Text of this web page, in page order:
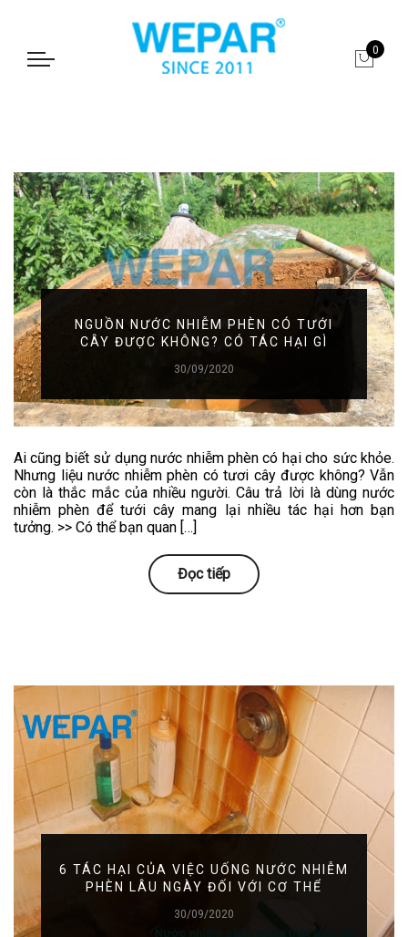
0
NGUỒN NƯỚC NHIỄM PHÈN CÓ TƯỚI
CÂY ĐƯỢC KHÔNG? CÓ TÁC HẠI GÌ
30/09/2020
Ai cũng biết sử dụng nước nhiễm phèn có hại cho sức khỏe.
Nhưng liệu nước nhiễm phèn có tươi cây được không? Vẫn
còn là thắc mắc của nhiều người. Câu trả lời là dùng nước
nhiễm phèn để tưới cây mang lại nhiều tác hại hơn bạn
tưởng. >> Có thể bạn quan […]
Đọc tiếp
6 TÁC HẠI CỦA VIỆC UỐNG NƯỚC NHIỄM
PHÈN LÂU NGÀY ĐỐI VỚI CƠ THỂ
30/09/2020